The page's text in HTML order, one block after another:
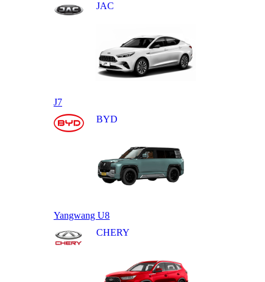
JAC
J7
BYD
Yangwang U8
CHERY